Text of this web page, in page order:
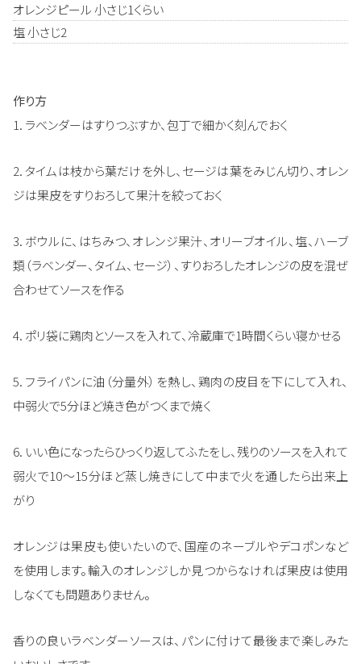
オレンジピール 小さじ1くらい
塩 小さじ2
作り方
1. ラベンダーはすりつぶすか、包丁で細かく刻んでおく
2. タイムは枝から葉だけを外し、セージは葉をみじん切り、オレン
ジは果皮をすりおろして果汁を絞っておく
3. ボウルに、はちみつ、オレンジ果汁、オリーブオイル、塩、ハーブ
類（ラベンダー、タイム、セージ）、すりおろしたオレンジの皮を混ぜ
合わせてソースを作る
4. ポリ袋に鶏肉とソースを入れて、冷蔵庫で1時間くらい寝かせる
5. フライパンに油（分量外）を熱し、鶏肉の皮目を下にして入れ、
中弱火で5分ほど焼き色がつくまで焼く
6. いい色になったらひっくり返してふたをし、残りのソースを入れて
弱火で10～15分ほど蒸し焼きにして中まで火を通したら出来上
がり
オレンジは果皮も使いたいので、国産のネーブルやデコポンなど
を使用します。輸入のオレンジしか見つからなければ果皮は使用
しなくても問題ありません。
香りの良いラベンダーソースは、パンに付けて最後まで楽しみた